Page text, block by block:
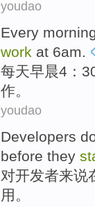
youdao
Every
work at 6am.
每天早晨4：
作。
youdao
Developers
before they
对开发者来说
用 。